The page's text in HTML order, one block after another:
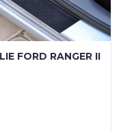
FORD RANGER II